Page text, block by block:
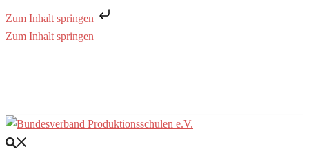
Zum Inhalt springen
Zum Inhalt springen